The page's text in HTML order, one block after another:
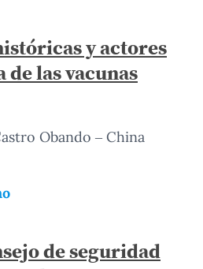
y actores
de las vacunas
Obando – China
de seguridad